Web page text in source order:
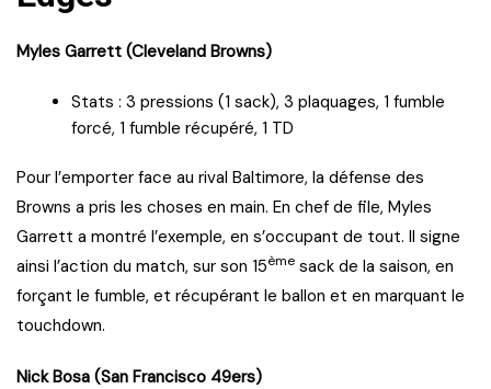
Myles Garrett (Cleveland Browns)
Stats : 3 pressions (1 sack), 3 plaquages, 1 fumble
forcé, 1 fumble récupéré, 1 TD
Pour l’emporter face au rival Baltimore, la défense des
Browns a pris les choses en main. En chef de file, Myles
Garrett a montré l’exemple, en s’occupant de tout. Il signe
ainsi l’action du match, sur son 15ème sack de la saison, en
forçant le fumble, et récupérant le ballon et en marquant le
touchdown.
Nick Bosa (San Francisco 49ers)